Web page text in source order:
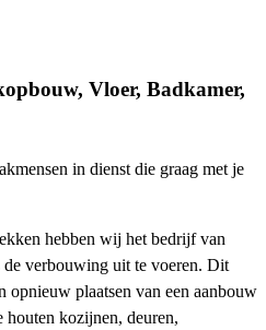
Vloer, Badkamer,
in dienst die graag met je
hebben wij het bedrijf van
de verbouwing uit te voeren. Dit
opnieuw plaatsen van een aanbouw
houten kozijnen, deuren,